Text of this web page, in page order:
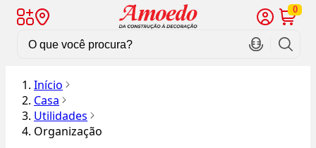
0
Início
Casa
Utilidades
Organização